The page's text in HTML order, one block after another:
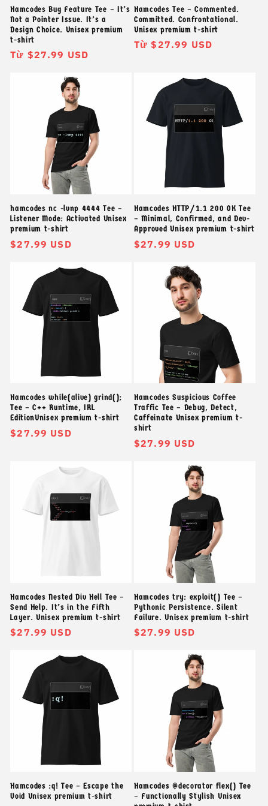
Hamcodes Bug Feature Tee – It’s
Not a Pointer Issue. It’s a
Design Choice. Unisex premium
t-shirt
Giá
Từ $27.99 USD
Hamcodes Tee – Commented.
Committed. Confrontational.
Unisex premium t-shirt
Giá
Từ $27.99 USD
hamcodes nc -lvnp 4444 Tee –
Listener Mode: Activated Unisex
premium t-shirt
Giá
thường
$27.99 USD
Hamcodes HTTP/1.1 200 OK Tee
– Minimal, Confirmed, and Dev-
Approved Unisex premium t-shirt
Giá
thường
$27.99 USD
Hamcodes while(alive) grind();
Tee – C++ Runtime, IRL
EditionUnisex premium t-shirt
Giá
$27.99 USD
Hamcodes Suspicious Coffee
Traffic Tee – Debug, Detect,
Caffeinate Unisex premium t-
shirt
Giá
$27.99 USD
Hamcodes Nested Div Hell Tee –
Send Help. It’s in the Fifth
Layer. Unisex premium t-shirt
Giá
thường
$27.99 USD
Hamcodes try: exploit() Tee –
Pythonic Persistence. Silent
Failure. Unisex premium t-shirt
Giá
$27.99 USD
Hamcodes :q! Tee – Escape the
Void Unisex premium t-shirt
Hamcodes @decorator flex() Tee
– Functionally Stylish Unisex